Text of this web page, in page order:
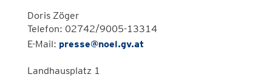
Doris Zöger
Telefon: 02742/9005-13314
E-Mail: presse@noel.gv.at
Landhausplatz 1